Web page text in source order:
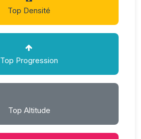
Top Densité
Top Progression
Top Altitude